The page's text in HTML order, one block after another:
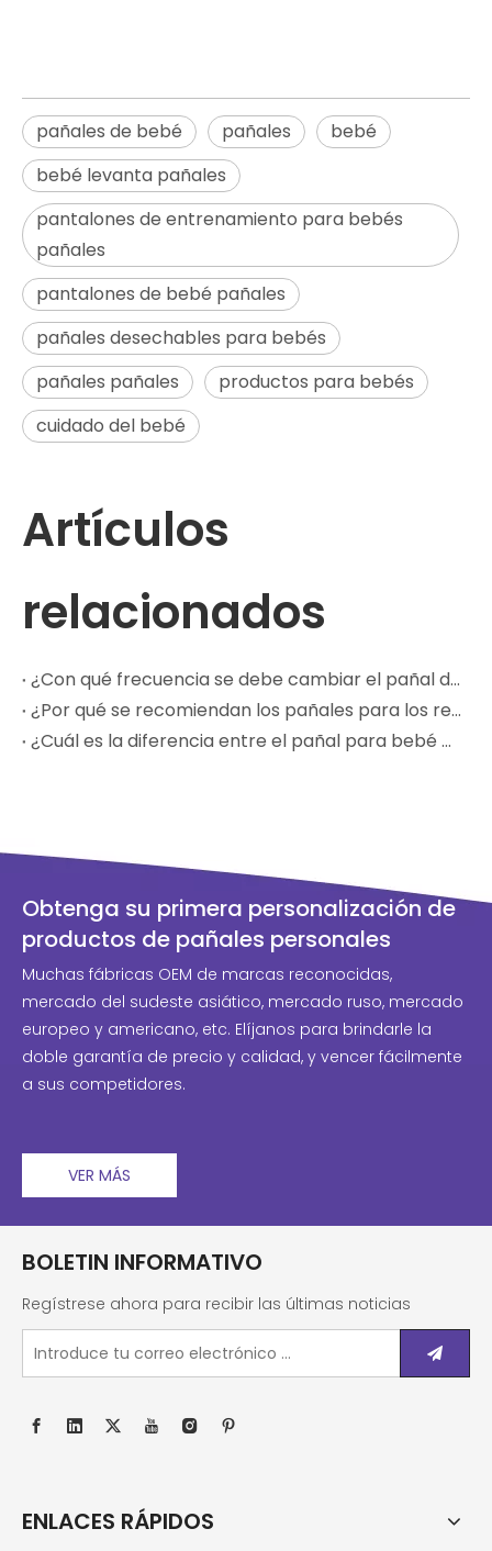
pañales de bebé pañales
bebé
bebé levanta pañales
pantalones de entrenamiento para bebés
pañales
pantalones de bebé pañales
pañales desechables para bebés
pañales pañales
productos para bebés
cuidado del bebé
Artículos
relacionados
¿Con qué frecuencia se debe cambiar el pañal de un bebé?
¿Por qué se recomiendan los pañales para los recién nacidos?
¿Cuál es la diferencia entre el pañal para bebé con cintura anillada y el pañal para bebé con tirantes?
Obtenga su primera personalización de
productos de pañales personales
Muchas fábricas OEM de marcas reconocidas,
mercado del sudeste asiático, mercado ruso, mercado
europeo y americano, etc. Elíjanos para brindarle la
doble garantía de precio y calidad, y vencer fácilmente
a sus competidores.
VER MÁS
BOLETIN INFORMATIVO
Regístrese ahora para recibir las últimas noticias
ENLACES RÁPIDOS